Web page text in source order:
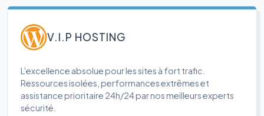
V.I.P HOSTING
L'excellence absolue pour les sites à fort trafic.
Ressources isolées, performances extrêmes et
assistance prioritaire 24h/24 par nos meilleurs experts
sécurité.